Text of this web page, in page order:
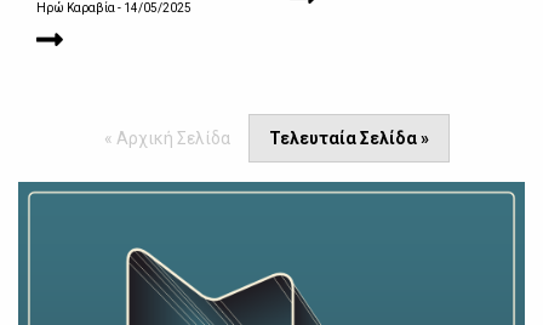
Ηρώ Καραβία- 14/05/2025
« Αρχική Σελίδα Τελευταία Σελίδα »